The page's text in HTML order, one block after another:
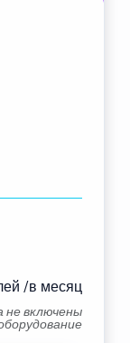
/в месяц
включены